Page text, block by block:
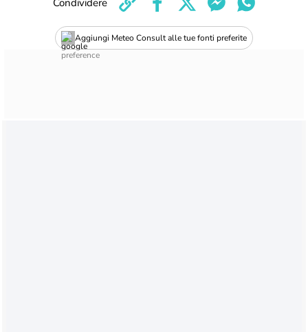
Aggiungi Meteo Consult alle tue fonti preferite
Condividere